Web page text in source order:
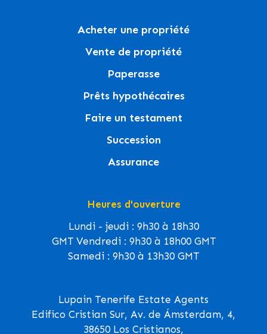
Acheter une propriété
Vente de propriété
Paperasse
Prêts hypothécaires
Faire un testament
Succession
Assurance
Heures d'ouverture
Lundi - jeudi : 9h30 à 18h30
GMT Vendredi : 9h30 à 18h00 GMT
Samedi : 9h30 à 13h30 GMT
Lupain Tenerife Estate Agents
Edifico Cristian Sur, Av. de Ámsterdam, 4,
38650 Los Cristianos,